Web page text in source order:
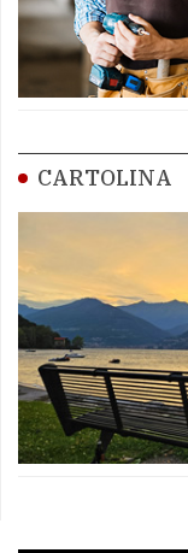
CARTOLINA